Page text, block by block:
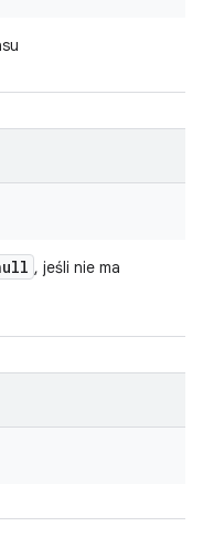
, jeśli nie ma